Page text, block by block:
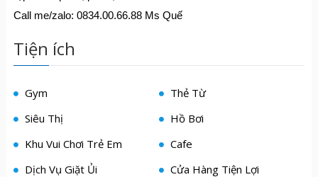
Call me/zalo: 0834.00.66.88 Ms Quế
Tiện ích
Gym
Thẻ Từ
Siêu Thị
Hồ Bơi
Khu Vui Chơi Trẻ Em
Cafe
Dịch Vụ Giặt Ủi
Cửa Hàng Tiện Lợi